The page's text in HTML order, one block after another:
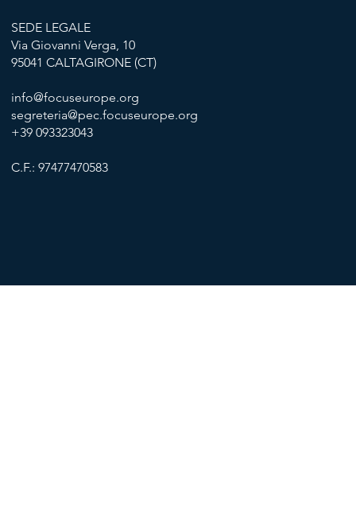
SEDE LEGALE
Via Giovanni Verga, 10
95041 CALTAGIRONE (CT)
info@focuseurope.org
segreteria@pec.focuseurope.org
+39 093323043
C.F.: 97477470583